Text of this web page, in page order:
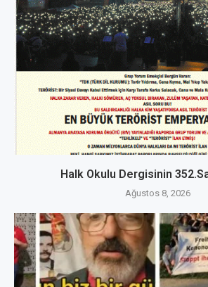
Halk Okulu Dergisinin
Ağustos 8, 2026